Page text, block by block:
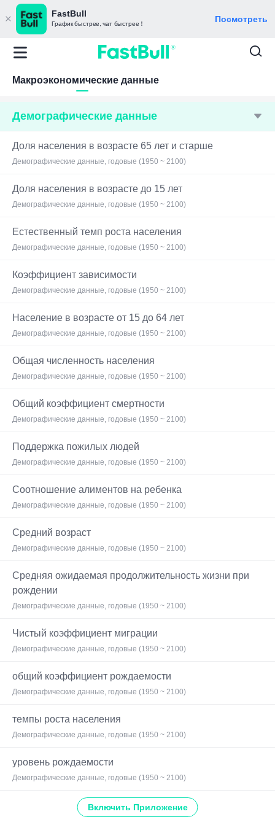
FastBull
График быстрее, чат быстрее！ Посмотреть
Макроэкономические данные
Демографические данные
Доля населения в возрасте 65 лет и старше
Демографические данные, годовые (1950 ~ 2100)
Доля населения в возрасте до 15 лет
Демографические данные, годовые (1950 ~ 2100)
Естественный темп роста населения
Демографические данные, годовые (1950 ~ 2100)
Коэффициент зависимости
Демографические данные, годовые (1950 ~ 2100)
Население в возрасте от 15 до 64 лет
Демографические данные, годовые (1950 ~ 2100)
Общая численность населения
Демографические данные, годовые (1950 ~ 2100)
Общий коэффициент смертности
Демографические данные, годовые (1950 ~ 2100)
Поддержка пожилых людей
Демографические данные, годовые (1950 ~ 2100)
Соотношение алиментов на ребенка
Демографические данные, годовые (1950 ~ 2100)
Средний возраст
Демографические данные, годовые (1950 ~ 2100)
Средняя ожидаемая продолжительность жизни при
рождении
Демографические данные, годовые (1950 ~ 2100)
Чистый коэффициент миграции
Демографические данные, годовые (1950 ~ 2100)
общий коэффициент рождаемости
Демографические данные, годовые (1950 ~ 2100)
темпы роста населения
Демографические данные, годовые (1950 ~ 2100)
уровень рождаемости
Демографические данные, годовые (1950 ~ 2100)
Включить Приложение